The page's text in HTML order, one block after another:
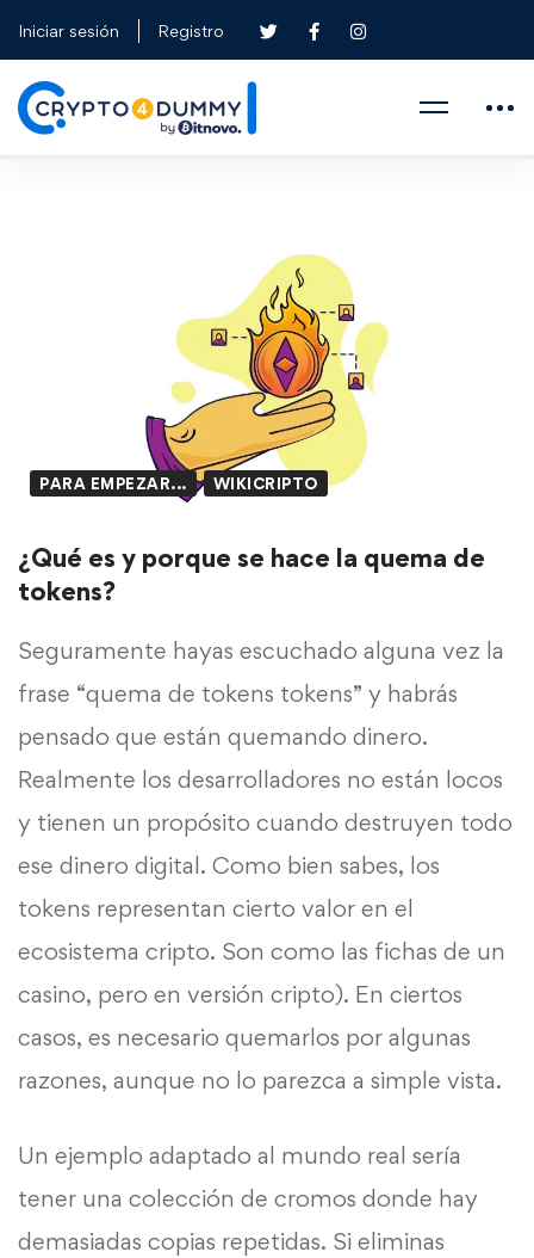
Iniciar sesión Registro
PARA EMPEZAR... WIKICRIPTO
¿Qué es y porque se hace la quema de
tokens?
Seguramente hayas escuchado alguna vez la
frase “quema de tokens tokens” y habrás
pensado que están quemando dinero.
Realmente los desarrolladores no están locos
y tienen un propósito cuando destruyen todo
ese dinero digital. Como bien sabes, los
tokens representan cierto valor en el
ecosistema cripto. Son como las fichas de un
casino, pero en versión cripto). En ciertos
casos, es necesario quemarlos por algunas
razones, aunque no lo parezca a simple vista.
Un ejemplo adaptado al mundo real sería
tener una colección de cromos donde hay
demasiadas copias repetidas. Si eliminas